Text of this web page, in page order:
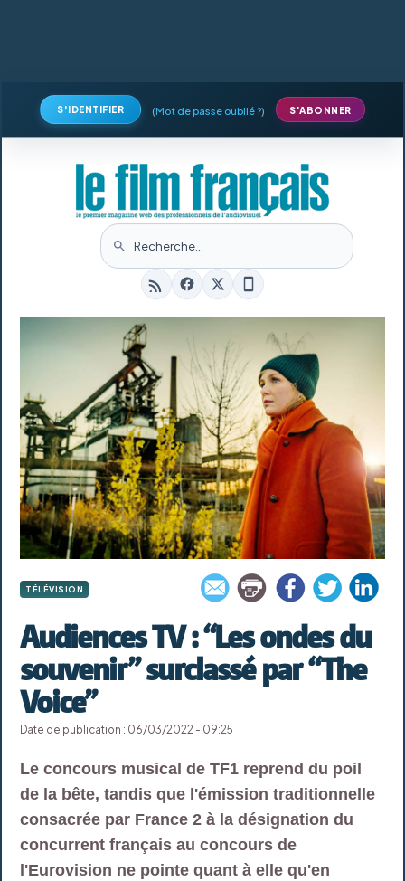
S'IDENTIFIER (Mot de passe oublié ?) S'ABONNER
TÉLÉVISION
Audiences TV : “Les ondes du
souvenir” surclassé par “The
Voice”
Date de publication : 06/03/2022 - 09:25
Le concours musical de TF1 reprend du poil
de la bête, tandis que l'émission traditionnelle
consacrée par France 2 à la désignation du
concurrent français au concours de
l'Eurovision ne pointe quant à elle qu'en